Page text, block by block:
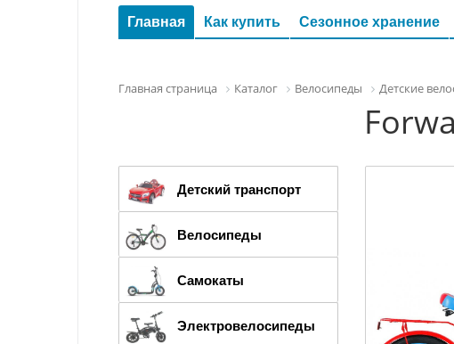
Главная Как купить Сезонное хранение
Главная страница Каталог Велосипеды Детские
Детский транспорт
Велосипеды
Самокаты
Электровелосипеды